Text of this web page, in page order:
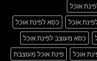
אוכל
אוכל
כסא לפינת אוכל
כסא מעוצב לפינת אוכל
אוכל
פינת אוכל מעוצבת